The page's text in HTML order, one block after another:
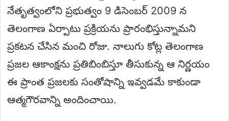
నేతృత్వంలోని ప్రభుత్వం 9 డిసెంబర్ 2009 న
తెలంగాణ ఏర్పాటు ప్రక్రియను ప్రారంభిస్తున్నామని
ప్రకటన చేసిన మంచి రోజు. నాలుగు కోట్ల తెలంగాణ
ప్రజల ఆకాంక్షను ప్రతిబింబిస్తూ తీసుకున్న ఆ నిర్ణయం
ఈ ప్రాంత ప్రజలకు సంతోషాన్ని ఇవ్వడమే కాకుండా
ఆత్మగౌరవాన్ని అందించాయి.